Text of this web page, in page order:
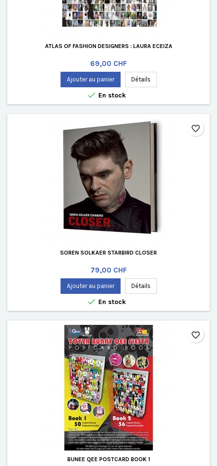
ATLAS OF FASHION DESIGNERS : LAURA ECEIZA
Prix
69,00 CHF
Ajouter au panier Détails
 En stock
SOREN SOLKAER STARBIRD CLOSER
Prix
79,00 CHF
Ajouter au panier Détails
 En stock
favorite_border
BUNEE QEE POSTCARD BOOK 1
favorite_border